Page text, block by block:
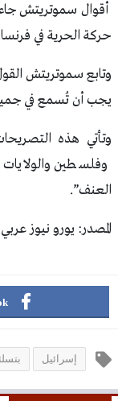
أقوال سموتريتش
حركة الحرية في
وتابع سموتريتش
يجب أن تُسمع في جميع
وتأتي هذه
وفلسطين
العنف”.
المصدر: يورو نيوز عربي
إسرائيل